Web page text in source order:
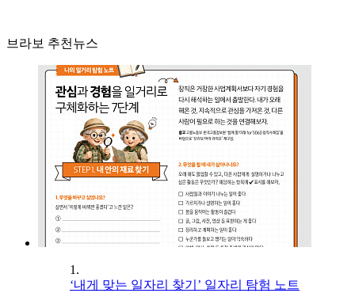
브라보 추천뉴스
1.
‘내게 맞는 일자리 찾기’ 일자리 탐험 노트